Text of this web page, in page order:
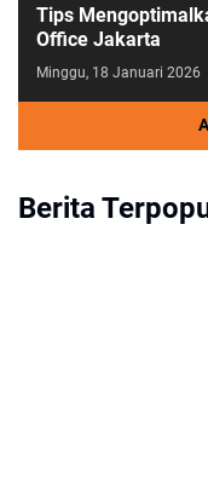
Tips
Office Jakarta
Minggu, 18 Januari 2026
Berita